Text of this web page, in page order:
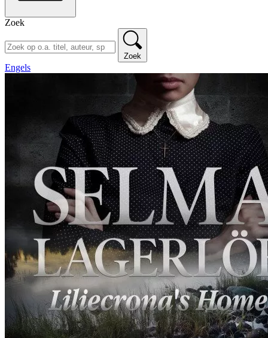
Zoek
Zoek
Engels